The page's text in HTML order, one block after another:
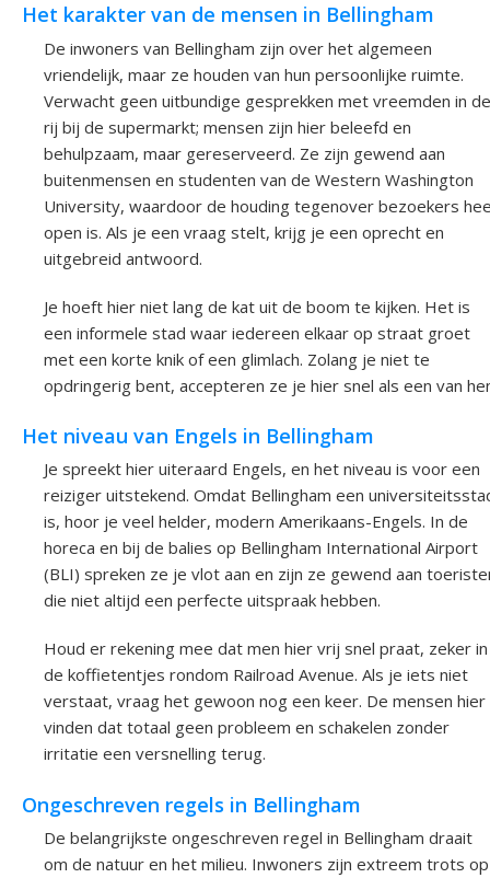
Het karakter van de mensen in Bellingham
De inwoners van Bellingham zijn over het algemeen
vriendelijk, maar ze houden van hun persoonlijke ruimte.
Verwacht geen uitbundige gesprekken met vreemden in de
rij bij de supermarkt; mensen zijn hier beleefd en
behulpzaam, maar gereserveerd. Ze zijn gewend aan
buitenmensen en studenten van de Western Washington
University, waardoor de houding tegenover bezoekers
open is. Als je een vraag stelt, krijg je een oprecht en
uitgebreid antwoord.
Je hoeft hier niet lang de kat uit de boom te kijken. Het is
een informele stad waar iedereen elkaar op straat groet
met een korte knik of een glimlach. Zolang je niet te
opdringerig bent, accepteren ze je hier snel als een van
Het niveau van Engels in Bellingham
Je spreekt hier uiteraard Engels, en het niveau is voor een
reiziger uitstekend. Omdat Bellingham een
is, hoor je veel helder, modern Amerikaans-Engels. In de
horeca en bij de balies op Bellingham International Airport
(BLI) spreken ze je vlot aan en zijn ze gewend aan
die niet altijd een perfecte uitspraak hebben.
Houd er rekening mee dat men hier vrij snel praat, zeker in
de koffietentjes rondom Railroad Avenue. Als je iets niet
verstaat, vraag het gewoon nog een keer. De mensen hier
vinden dat totaal geen probleem en schakelen zonder
irritatie een versnelling terug.
Ongeschreven regels in Bellingham
De belangrijkste ongeschreven regel in Bellingham draait
om de natuur en het milieu. Inwoners zijn extreem trots op